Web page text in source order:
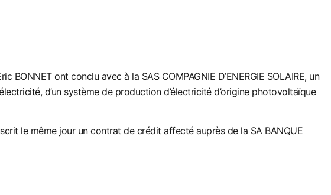
ont conclu avec à la SAS COMPAGNIE D’ENERGIE SOLAIRE, un
d’un système de production d’électricité d’origine photovoltaïque
t le même jour un contrat de crédit affecté auprès de la SA BANQUE